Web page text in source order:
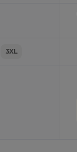
3XL